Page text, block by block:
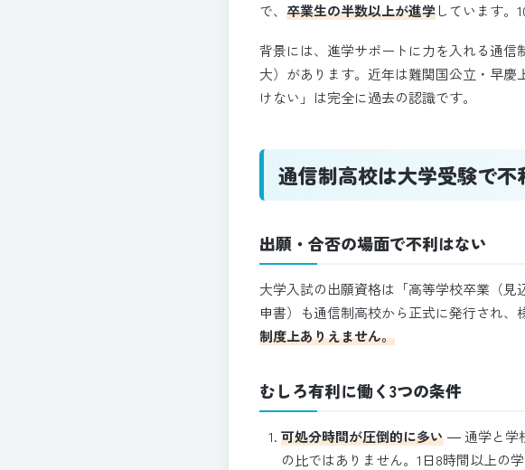
で、 卒業生の半数以上が進学しています。
背景には、進学サポートに力を入れる通
大）があります。近年は難関国公立・早
けない」は完全に過去の認識です。
通信制高校は大学受験で不
出願・合否の場面で不利はない
大学入試の出願資格は「高等学校卒業（
申書）も通信制高校から正式に発行され、
制度上ありえません。
むしろ有利に働く3つの条件
可処分時間が圧倒的に多い― 通学と学
の比ではありません。1日8時間以上の